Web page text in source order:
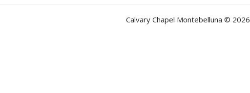
Calvary Chapel Montebelluna © 2026